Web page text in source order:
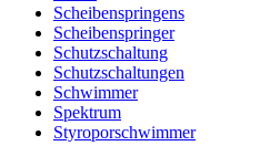
Scheibenspringens
Scheibenspringer
Schutzschaltung
Schutzschaltungen
Schwimmer
Spektrum
Styroporschwimmer